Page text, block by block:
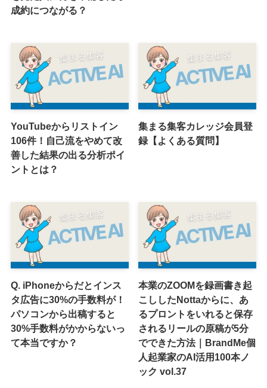
成約につながる？
YouTubeからリストイン
106件！自己流をやめて改
善した結果の出る分析ポイ
ントとは？
集まる集客カレッジ会員登
録【よくある質問】
Q. iPhoneからだとインス
タ広告に30%の手数料が！
パソコンから出稿すると
30%手数料がかからないっ
て本当ですか？
本業のZOOMを録画書き起
こししたNottaからに、あ
るプロントをいれると保存
されるリールの原稿が5分
でできた方法｜BrandMe個
人起業家のAI活用100本ノ
ック vol.37